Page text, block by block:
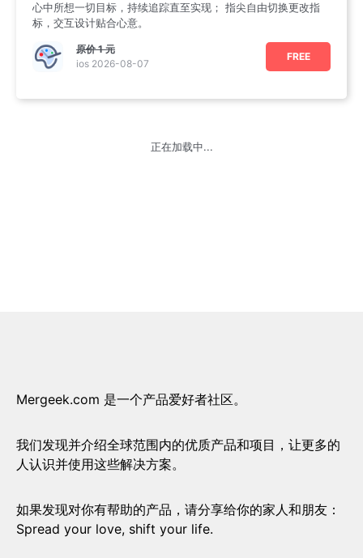
心中所想一切目标，持续追踪直至实现； 指尖自由切换更改指
标，交互设计贴合心意。
原价1 元
ios 2026-08-07
FREE
正在加载中...
Mergeek.com 是一个产品爱好者社区。
我们发现并介绍全球范围内的优质产品和项目，让更多的
人认识并使用这些解决方案。
如果发现对你有帮助的产品，请分享给你的家人和朋友：
Spread your love, shift your life.